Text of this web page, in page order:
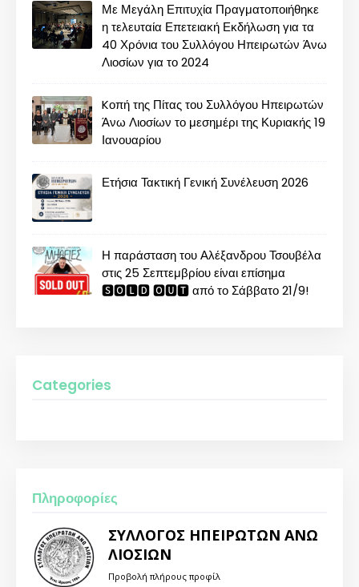
Με Μεγάλη Επιτυχία Πραγματοποιήθηκε
η τελευταία Επετειακή Εκδήλωση για τα
40 Χρόνια του Συλλόγου Ηπειρωτών Άνω
Λιοσίων για το 2024
Kοπή της Πίτας του Συλλόγου Ηπειρωτών
Άνω Λιοσίων το μεσημέρι της Κυριακής 19
Ιανουαρίου
Ετήσια Τακτική Γενική Συνέλευση 2026
Η παράσταση του Αλέξανδρου Τσουβέλα
στις 25 Σεπτεμβρίου είναι επίσημα
🆂🅾🅻🅳 🅾🆄🆃 από το Σάββατο 21/9!
Categories
Πληροφορίες
ΣΥΛΛΟΓΟΣ ΗΠΕΙΡΩΤΩΝ ΑΝΩ
ΛΙΟΣΙΩΝ
Προβολή πλήρους προφίλ